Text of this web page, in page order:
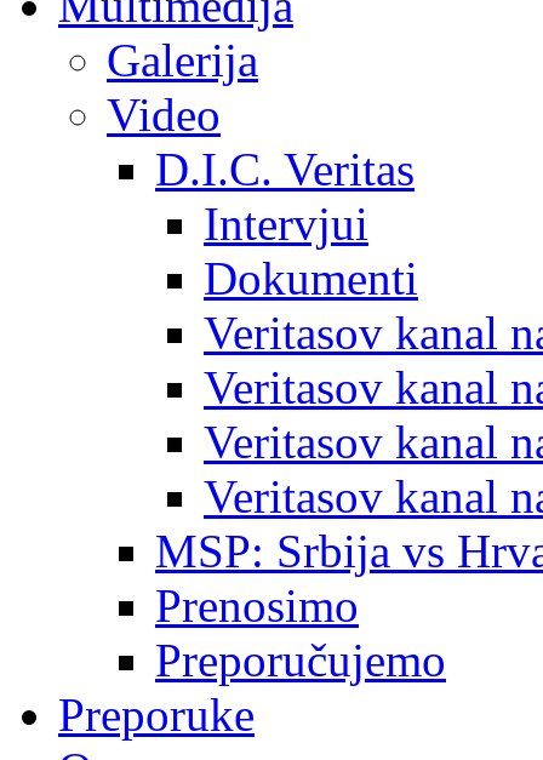
Galerija
Video
D.I.C. Veritas
Intervjui
Dokumenti
Veritasov kanal
Veritasov kanal
Veritasov kanal
Veritasov kanal
MSP: Srbija vs
Prenosimo
Preporučujemo
Preporuke